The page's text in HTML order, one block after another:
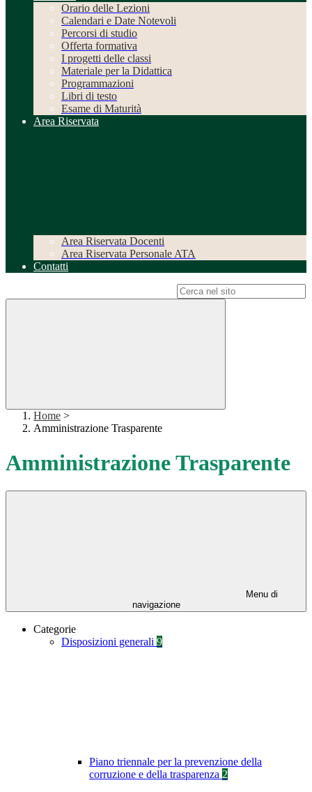
Orario delle Lezioni
Calendari e Date Notevoli
Percorsi di studio
Offerta formativa
I progetti delle classi
Materiale per la Didattica
Programmazioni
Libri di testo
Esame di Maturità
Area Riservata
Area Riservata Docenti
Area Riservata Personale ATA
Contatti
Home >
Amministrazione Trasparente
Amministrazione Trasparente
Menu di
navigazione
Categorie
Disposizioni generali 9
Piano triennale per la prevenzione della
corruzione e della trasparenza 2